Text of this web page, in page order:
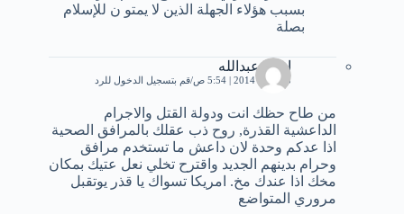
بسبب هؤلاء الجهلة الذين لا يمتو ن للإسلام
بصلة
احمد عبدالله
23 يناير، 2014 | 5:54 ص قم بتسجيل الدخول للرد
من طاح حظك انت ودولة القتل والاجرام
الداعشية القذرة, روح ذب عقلك بالمرافق الصحية
اذا عدكم وحدة لان داعش ما تستخدم مرافق
وحرام بدينهم الجديد واقترح تخلي نعل عتيك بمكان
مخك اذا عندك مخ. امريكا تسواك يا قذر يوتقبل
مروري المتواضع